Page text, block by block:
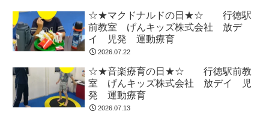
☆★マクドナルドの日★☆ 行徳駅
前教室 げんキッズ株式会社 放デ
イ 児発 運動療育
2026.07.22
☆★音楽療育の日★☆ 行徳駅前教
室 げんキッズ株式会社 放デイ 児
発 運動療育
2026.07.13